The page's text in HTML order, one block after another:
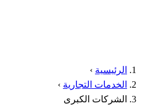
الرئيسية ›
الخدمات التجارية ›
الشركات الكبرى